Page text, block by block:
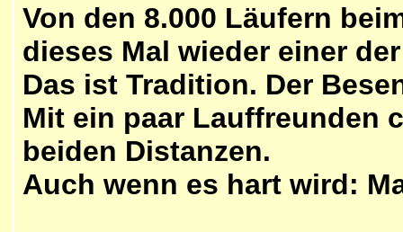
Von den 8.000 Läufern
dieses Mal wieder einer
Das ist Tradition. Der
Mit ein paar Lauffreunden
beiden Distanzen.
Auch wenn es hart wird: